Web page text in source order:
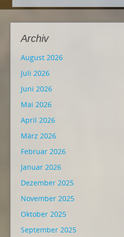
Archiv
August 2026
Juli 2026
Juni 2026
Mai 2026
April 2026
März 2026
Februar 2026
Januar 2026
Dezember 2025
November 2025
Oktober 2025
September 2025